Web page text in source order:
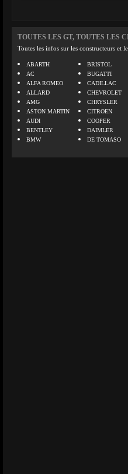
TOUTES LES GT, TOUTES LES
Toutes les infos sur les constructeurs et
ABARTH
AC
ALFA ROMEO
ALLARD
AMG
ASTON MARTIN
AUDI
BENTLEY
BMW
BRISTOL
BUGATTI
CADILLAC
CHEVROLET
CHRYSLER
CITROEN
COOPER
DAIMLER
DE TOMASO